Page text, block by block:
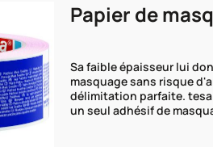
Papier de
Sa faible épaisseur lui
masquage sans risque
délimitation parfaite.
un seul adhésif de